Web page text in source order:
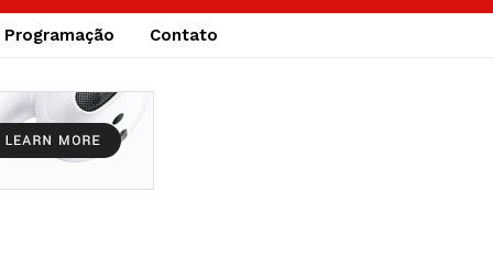
Programação Contato